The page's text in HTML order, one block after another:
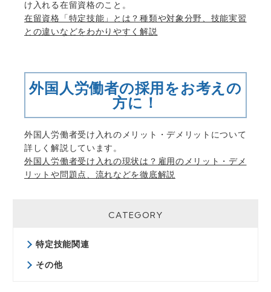
け入れる在留資格のこと。
在留資格「特定技能」とは？種類や対象分野、技能実習
との違いなどをわかりやすく解説
外国人労働者の採用をお考えの
方に！
外国人労働者受け入れのメリット・デメリットについて
詳しく解説しています。
外国人労働者受け入れの現状は？雇用のメリット・デメ
リットや問題点、流れなどを徹底解説
CATEGORY
特定技能関連
その他